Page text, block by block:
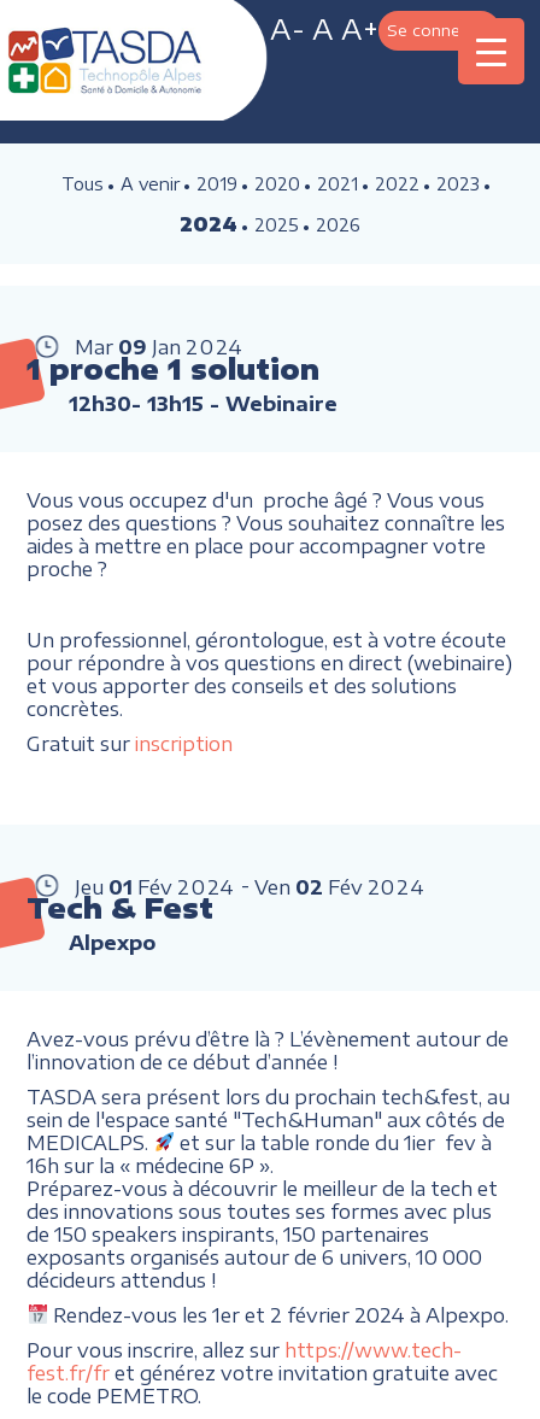
A- A A+ Se connecter
Tous A venir 2019 2020 2021 2022 2023
2024 2025 2026
Mar 09 Jan 2024
1 proche 1 solution
12h30- 13h15 - Webinaire
Vous vous occupez d'un proche âgé ? Vous vous
posez des questions ? Vous souhaitez connaître les
aides à mettre en place pour accompagner votre
proche ?
Un professionnel, gérontologue, est à votre écoute
pour répondre à vos questions en direct (webinaire)
et vous apporter des conseils et des solutions
concrètes.
Gratuit surinscription
Jeu 01 Fév 2024 Ven 02 Fév 2024
Tech & Fest
Alpexpo
Avez-vous prévu d’être là ? L’évènement autour de
l’innovation de ce début d’année !
TASDA sera présent lors du prochain tech&fest, au
sein de l'espace santé "Tech&Human" aux côtés de
MEDICALPS.
et sur la table ronde du 1ier fev à
16h sur la « médecine 6P ».
Préparez-vous à découvrir le meilleur de la tech et
des innovations sous toutes ses formes avec plus
de 150 speakers inspirants, 150 partenaires
exposants organisés autour de 6 univers, 10 000
décideurs attendus !
Rendez-vous les 1er et 2 février 2024 à Alpexpo.
Pour vous inscrire, allez sur https://www.tech-
fest.fr/fr et générez votre invitation gratuite avec
le code PEMETRO.